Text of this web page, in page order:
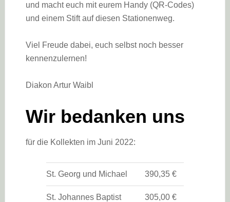
und macht euch mit eurem Handy (QR-Codes)
und einem Stift auf diesen Stationenweg.
Viel Freude dabei, euch selbst noch besser
kennenzulernen!
Diakon Artur Waibl
Wir bedanken uns
für die Kollekten im Juni 2022:
St. Georg und Michael 390,35 €
St. Johannes Baptist 305,00 €